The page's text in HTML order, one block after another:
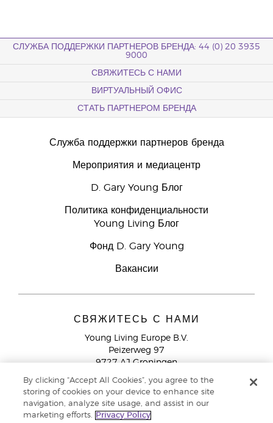
СЛУЖБА ПОДДЕРЖКИ ПАРТНЕРОВ БРЕНДА: 44 (0) 20 3935
9000
СВЯЖИТЕСЬ С НАМИ
ВИРТУАЛЬНЫЙ ОФИС
СТАТЬ ПАРТНЕРОМ БРЕНДА
Служба поддержки партнеров бренда
Мероприятия и медиацентр
D. Gary Young Блог
Политика конфиденциальности
Young Living Блог
Фонд D. Gary Young
Вакансии
СВЯЖИТЕСЬ С НАМИ
Young Living Europe B.V.
Peizerweg 97
9727 AJ Groningen
Netherlands
Служба поддержки партнеров бренда+44 (0) 20 3935
9000
By clicking “Accept All Cookies”, you agree to the
storing of cookies on your device to enhance site
navigation, analyze site usage, and assist in our
marketing efforts.
Privacy Policy